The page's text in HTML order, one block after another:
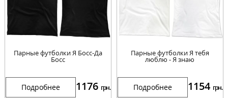
Парные футболки Я Босс-Да
Босс
Подробнее 1176 грн.
Парные футболки Я тебя
люблю - Я знаю
Подробнее 1154 грн.